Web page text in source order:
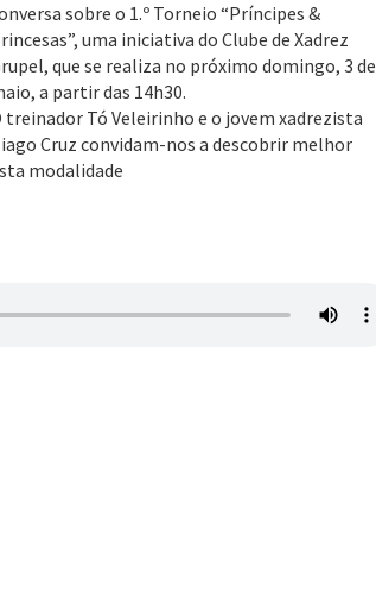
sobre o 1.º Torneio “Príncipes &
uma iniciativa do Clube de Xadrez
que se realiza no próximo domingo, 3 de
a partir das 14h30.
treinador Tó Veleirinho e o jovem xadrezista
Cruz convidam-nos a descobrir melhor
modalidade